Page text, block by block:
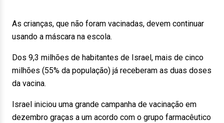
As crianças, que não foram vacinadas, devem continuar
usando a máscara na escola.
Dos 9,3 milhões de habitantes de Israel, mais de cinco
milhões (55% da população) já receberam as duas doses
da vacina.
Israel iniciou uma grande campanha de vacinação em
dezembro graças a um acordo com o grupo farmacêutico